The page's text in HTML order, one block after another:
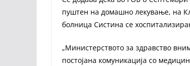
пуштен на домашно лекување, на
болница Систина се
„Министерството за здравство
постојана комуникација со